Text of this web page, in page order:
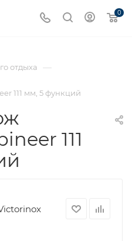
0
отдыха —
111 мм, 5 функций
111